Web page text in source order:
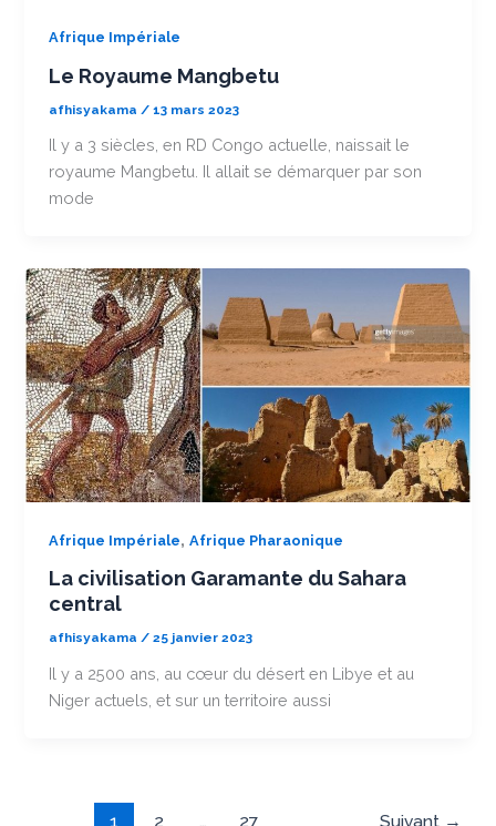
Afrique Impériale
Le Royaume Mangbetu
afhisyakama /13 mars 2023
Il y a 3 siècles, en RD Congo actuelle, naissait le
royaume Mangbetu. Il allait se démarquer par son
mode
Afrique Impériale,Afrique Pharaonique
La civilisation Garamante du Sahara
central
afhisyakama/25 janvier 2023
Il y a 2500 ans, au cœur du désert en Libye et au
Niger actuels, et sur un territoire aussi
1 2 27 Suivant →